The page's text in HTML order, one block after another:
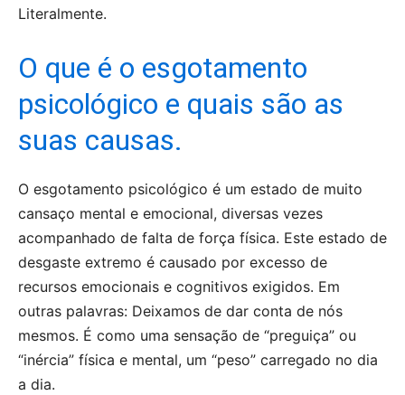
Literalmente.
O que é o esgotamento
psicológico e quais são as
suas causas.
O esgotamento psicológico é um estado de muito
cansaço mental e emocional, diversas vezes
acompanhado de falta de força física. Este estado de
desgaste extremo é causado por excesso de
recursos emocionais e cognitivos exigidos. Em
outras palavras: Deixamos de dar conta de nós
mesmos. É como uma sensação de “preguiça” ou
“inércia” física e mental, um “peso” carregado no dia
a dia.